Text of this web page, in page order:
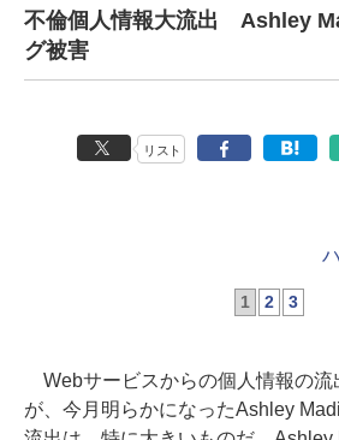
不倫個人情報大流出 Ashley
グ被害
リスト
1 2 3
Webサービスからの個人情報の流
が、今月明らかになったAshley